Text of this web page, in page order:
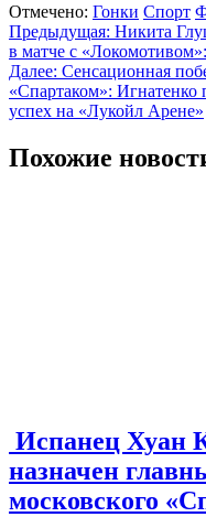
Отмечено: Гонки Спорт
Навигация
по
записям
Предыдущая: Никита
в матче с
Далее: Сенсационная
«Спартаком»: Игнатенко
успех на «Лукойл Арене»
Похожие
Испанец Хуан
назначен
московского